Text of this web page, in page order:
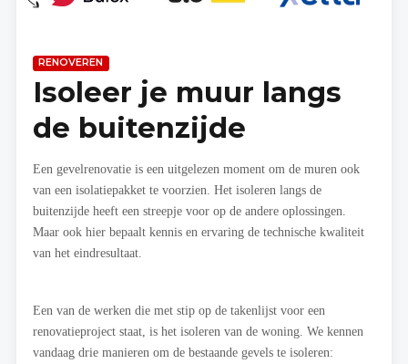
RENOVEREN
Isoleer je muur langs
de buitenzijde
Een gevelrenovatie is een uitgelezen moment om de muren ook
van een isolatiepakket te voorzien. Het isoleren langs de
buitenzijde heeft een streepje voor op de andere oplossingen.
Maar ook hier bepaalt kennis en ervaring de technische kwaliteit
van het eindresultaat.
Een van de werken die met stip op de takenlijst voor een
renovatieproject staat, is het isoleren van de woning. We kennen
vandaag drie manieren om de bestaande gevels te isoleren: